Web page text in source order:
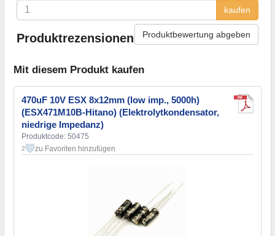
kaufen
Produktrezensionen Produktbewertung abgeben
Mit diesem Produkt kaufen
470uF 10V ESX 8x12mm (low imp., 5000h)
(ESX471M10B-Hitano) (Elektrolytkondensator,
niedrige Impedanz)
Produktcode: 50475
2 zu Favoriten hinzufügen